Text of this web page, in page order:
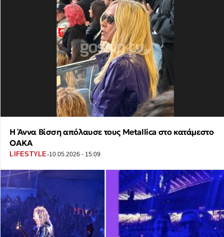
Η Άννα Βίσση απόλαυσε τους Metallica στο κατάμεστο
ΟΑΚΑ
LIFESTYLE·10.05.2026 - 15:09